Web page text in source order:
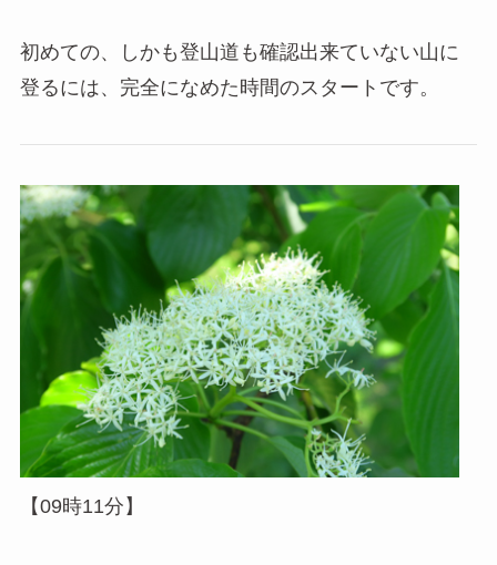
初めての、しかも登山道も確認出来ていない山に
登るには、完全になめた時間のスタートです。
【09時11分】